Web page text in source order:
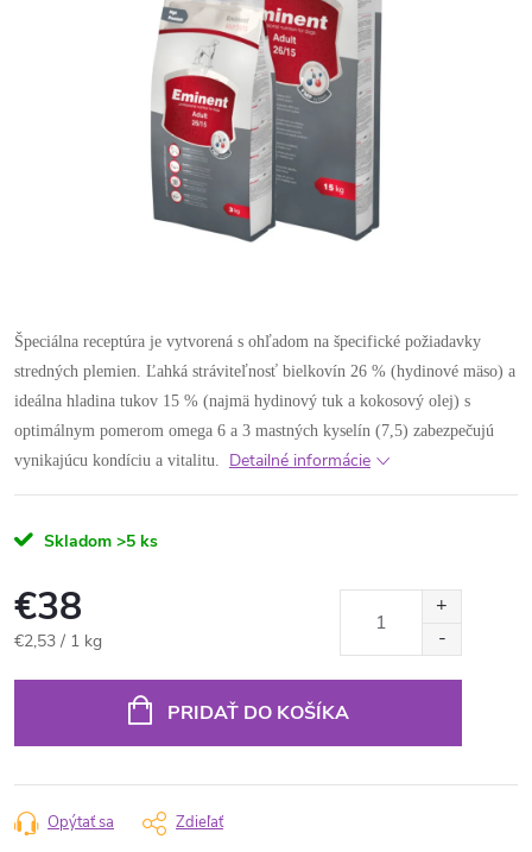
Špeciálna receptúra je vytvorená s ohľadom na špecifické požiadavky
stredných plemien. Ľahká stráviteľnosť bielkovín 26 % (hydinové mäso) a
ideálna hladina tukov 15 % (najmä hydinový tuk a kokosový olej) s
optimálnym pomerom omega 6 a 3 mastných kyselín (7,5) zabezpečujú
vynikajúcu kondíciu a vitalitu.
Detailné informácie
Skladom >5 ks
€38
Jednotková
€2,53 / 1 kg
PRIDAŤ DO KOŠÍKA
Opýtať sa Zdieľať